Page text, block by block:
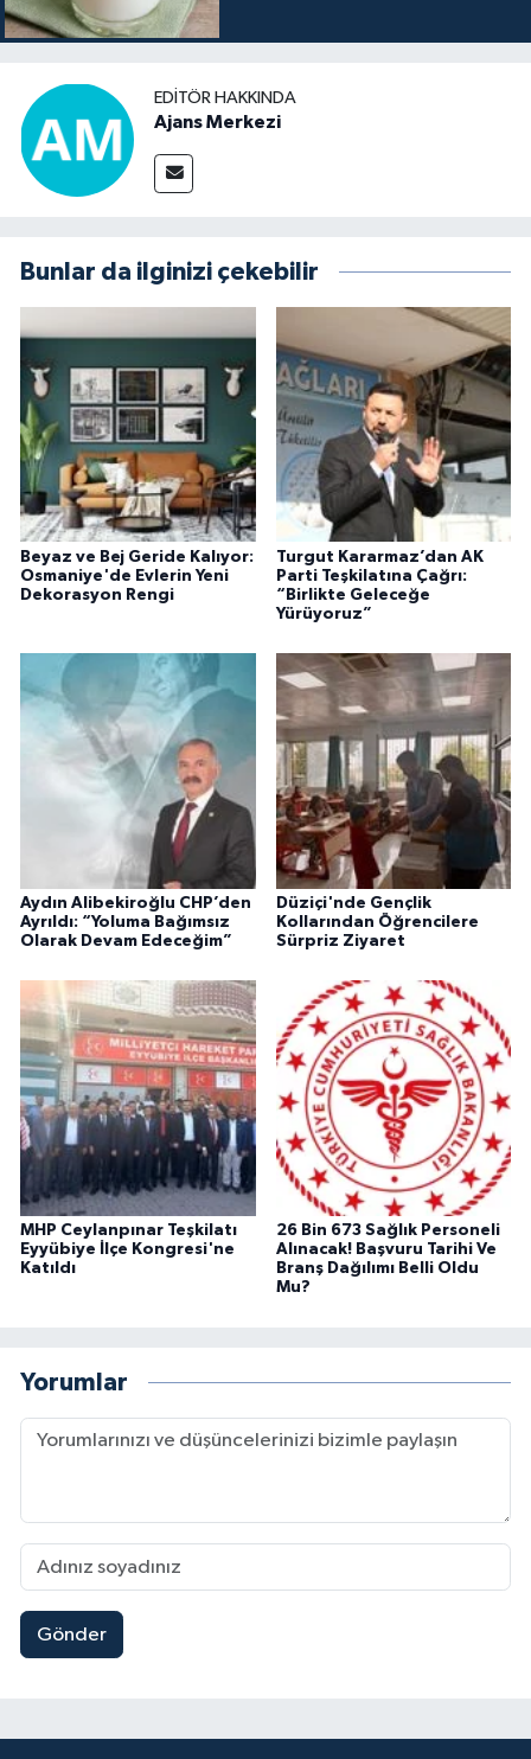
EDITÖR HAKKINDA
Ajans Merkezi
Bunlar da ilginizi çekebilir
Beyaz ve Bej Geride Kalıyor:
Osmaniye'de Evlerin Yeni
Dekorasyon Rengi
Turgut Kararmaz’dan AK
Parti Teşkilatına Çağrı:
“Birlikte Geleceğe
Yürüyoruz”
Aydın Alibekiroğlu CHP’den
Ayrıldı: “Yoluma Bağımsız
Olarak Devam Edeceğim”
Düziçi'nde Gençlik
Kollarından Öğrencilere
Sürpriz Ziyaret
MHP Ceylanpınar Teşkilatı
Eyyübiye İlçe Kongresi'ne
Katıldı
26 Bin 673 Sağlık Personeli
Alınacak! Başvuru Tarihi Ve
Branş Dağılımı Belli Oldu
Mu?
Yorumlar
Gönder